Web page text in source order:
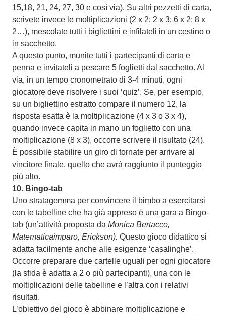
15,18, 21, 24, 27, 30 e così via). Su altri pezzetti di carta,
scrivete invece le moltiplicazioni (2 x 2; 2 x 3; 6 x 2; 8 x
2…), mescolate tutti i bigliettini e infilateli in un cestino o
in sacchetto.
A questo punto, munite tutti i partecipanti di carta e
penna e invitateli a pescare 5 foglietti dal sacchetto. Al
via, in un tempo cronometrato di 3-4 minuti, ogni
giocatore deve risolvere i suoi ‘quiz’. Se, per esempio,
su un bigliettino estratto compare il numero 12, la
risposta esatta è la moltiplicazione (4 x 3 o 3 x 4),
quando invece capita in mano un foglietto con una
moltiplicazione (8 x 3), occorre scrivere il risultato (24).
È possibile stabilire un giro di tornate per arrivare al
vincitore finale, quello che avrà raggiunto il punteggio
più alto.
10. Bingo-tab
Uno stratagemma per convincere il bimbo a esercitarsi
con le tabelline che ha già appreso è una gara a Bingo-
tab (un’attività proposta da Monica Bertacco,
Matematicaimparo, Erickson). Questo gioco didattico si
adatta facilmente anche alle esigenze ‘casalinghe’.
Occorre preparare due cartelle uguali per ogni giocatore
(la sfida è adatta a 2 o più partecipanti), una con le
moltiplicazioni delle tabelline e l’altra con i relativi
risultati.
L’obiettivo del gioco è abbinare moltiplicazione e